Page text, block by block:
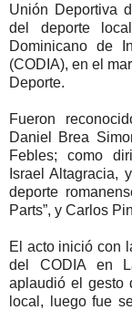
Unión Deportiva
del deporte
Dominicano de
(CODIA), en el
Deporte.
Fueron
Daniel Brea
Febles; como
Israel Altagracia,
deporte
Parts”, y Carlos
El acto inició con
del CODIA en
aplaudió el gesto
local, luego fue